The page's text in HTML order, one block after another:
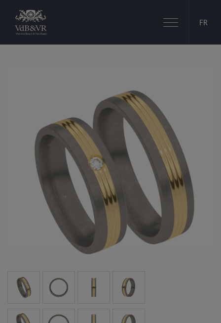
FR
Basculer
la